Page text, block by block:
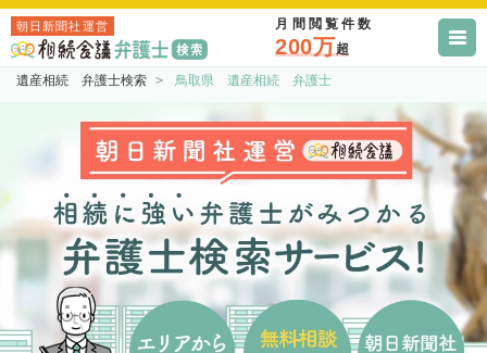
朝日新聞社運営 月間閲覧件数
200万超
遺産相続 弁護士検索 鳥取県 遺産相続 弁護士